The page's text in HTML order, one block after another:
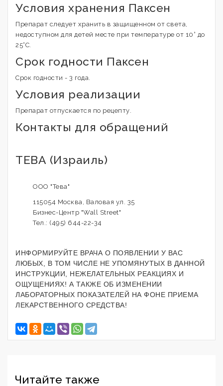
Условия хранения Паксен
Препарат следует хранить в защищенном от света,
недоступном для детей месте при температуре от 10° до
25°С.
Срок годности Паксен
Срок годности - 3 года.
Условия реализации
Препарат отпускается по рецепту.
Контакты для обращений
ТЕВА (Израиль)
ООО "Тева"
115054 Москва, Валовая ул. 35
Бизнес-Центр "Wall Street"
Тел.: (495) 644-22-34
ИНФОРМИРУЙТЕ ВРАЧА О ПОЯВЛЕНИИ У ВАС
ЛЮБЫХ, В ТОМ ЧИСЛЕ НЕ УПОМЯНУТЫХ В ДАННОЙ
ИНСТРУКЦИИ, НЕЖЕЛАТЕЛЬНЫХ РЕАКЦИЯХ И
ОЩУЩЕНИЯХ! А ТАКЖЕ ОБ ИЗМЕНЕНИИ
ЛАБОРАТОРНЫХ ПОКАЗАТЕЛЕЙ НА ФОНЕ ПРИЕМА
ЛЕКАРСТВЕННОГО СРЕДСТВА!
Читайте также